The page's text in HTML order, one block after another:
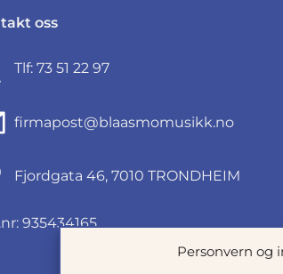
Personvern og
oss
Tlf: 73 51 22 97
firmapost@blaasmomusikk.no
Fjordgata 46, 7010 TRONDHEIM
935434165